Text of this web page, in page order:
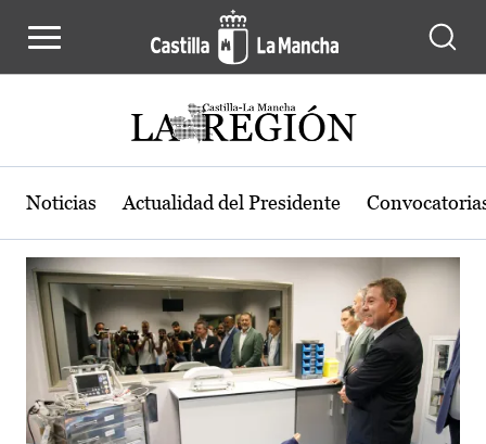
Actualidad de la región de Castilla-
Noticias Actualidad del Presidente